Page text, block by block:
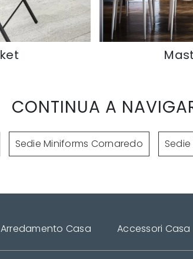
CONTINUA A
Sedie Miniforms Cornaredo
Arredamento Casa Accessori Casa